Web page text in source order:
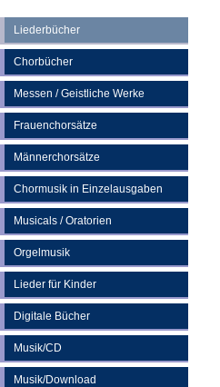
Liederbücher
Chorbücher
Messen / Geistliche Werke
Frauenchorsätze
Männerchorsätze
Chormusik in Einzelausgaben
Musicals / Oratorien
Orgelmusik
Lieder für Kinder
Digitale Bücher
Musik/CD
Musik/Download